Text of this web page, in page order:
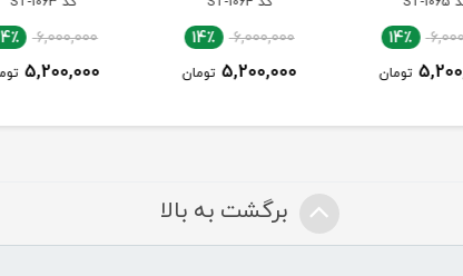
6,000,000
5,200,000 تومان
6,000,000
5,200,000 تومان
برگشت به بالا